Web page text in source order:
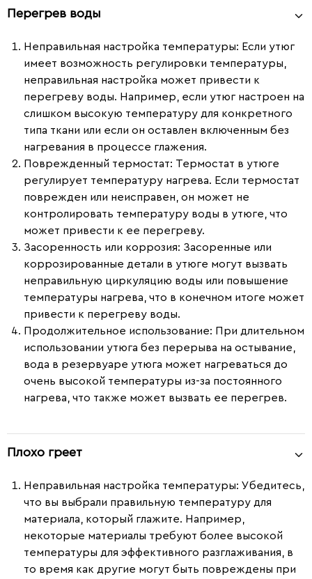
Перегрев воды
Неправильная настройка температуры: Если утюг
имеет возможность регулировки температуры,
неправильная настройка может привести к
перегреву воды. Например, если утюг настроен на
слишком высокую температуру для конкретного
типа ткани или если он оставлен включенным без
нагревания в процессе глажения.
Поврежденный термостат: Термостат в утюге
регулирует температуру нагрева. Если термостат
поврежден или неисправен, он может не
контролировать температуру воды в утюге, что
может привести к ее перегреву.
Засоренность или коррозия: Засоренные или
коррозированные детали в утюге могут вызвать
неправильную циркуляцию воды или повышение
температуры нагрева, что в конечном итоге может
привести к перегреву воды.
Продолжительное использование: При длительном
использовании утюга без перерыва на остывание,
вода в резервуаре утюга может нагреваться до
очень высокой температуры из-за постоянного
нагрева, что также может вызвать ее перегрев.
Плохо греет
Неправильная настройка температуры: Убедитесь,
что вы выбрали правильную температуру для
материала, который глажите. Например,
некоторые материалы требуют более высокой
температуры для эффективного разглаживания, в
то время как другие могут быть повреждены при